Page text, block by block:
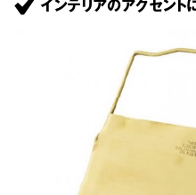
インテリアのアクセント